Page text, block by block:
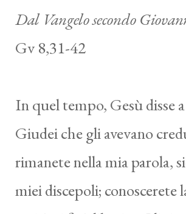
Dal Vangelo secondo
Gv 8,31-42
In quel tempo, Gesù disse
Giudei che gli avevano
rimanete nella mia parola,
miei discepoli; conoscerete